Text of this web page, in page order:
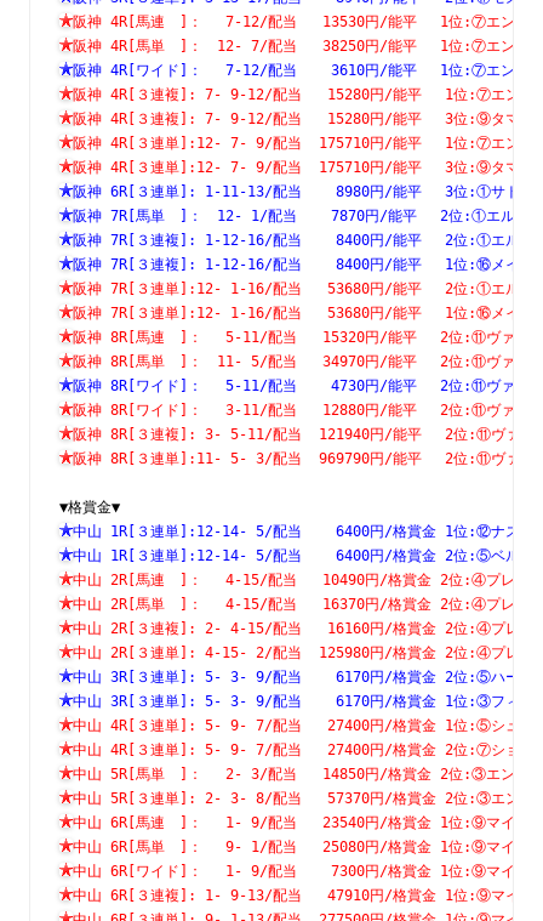
阪神 4R[馬連　]：　 7-12/配当   13530円/能平　 1
阪神 4R[馬単　]：　12- 7/配当   38250円/能平　 1
阪神 4R[ワイド]：　 7-12/配当    3610円/能平　 1
阪神 4R[３連複]: 7- 9-12/配当   15280円/能平　
阪神 4R[３連複]: 7- 9-12/配当   15280円/能平　 3
阪神 4R[３連単]:12- 7- 9/配当  175710円/能平　
阪神 4R[３連単]:12- 7- 9/配当  175710円/能平　 3
阪神 6R[３連単]: 1-11-13/配当    8980円/能平　
阪神 7R[馬単　]：　12- 1/配当    7870円/能平　
阪神 7R[３連複]: 1-12-16/配当    8400円/能平　
阪神 7R[３連複]: 1-12-16/配当    8400円/能平　 1位
阪神 7R[３連単]:12- 1-16/配当   53680円/能平　
阪神 7R[３連単]:12- 1-16/配当   53680円/能平　 1位
阪神 8R[馬連　]：　 5-11/配当   15320円/能平
阪神 8R[馬単　]：　11- 5/配当   34970円/能平
阪神 8R[ワイド]：　 5-11/配当    4730円/能平
阪神 8R[ワイド]：　 3-11/配当   12880円/能平
阪神 8R[３連複]: 3- 5-11/配当  121940円/能平
阪神 8R[３連単]:11- 5- 3/配当  969790円/能平
▼格賞金▼
中山 1R[３連単]:12-14- 5/配当    6400円/格賞
中山 1R[３連単]:12-14- 5/配当    6400円/格賞
中山 2R[馬連　]：　 4-15/配当   10490円/格賞金 2
中山 2R[馬単　]：　 4-15/配当   16370円/格賞金 2
中山 2R[３連複]: 2- 4-15/配当   16160円/格賞金
中山 2R[３連単]: 4-15- 2/配当  125980円/格賞金
中山 3R[３連単]: 5- 3- 9/配当    6170円/格賞金 2
中山 3R[３連単]: 5- 3- 9/配当    6170円/格賞金
中山 4R[３連単]: 5- 9- 7/配当   27400円/格賞金 1
中山 4R[３連単]: 5- 9- 7/配当   27400円/格賞金 2位
中山 5R[馬単　]：　 2- 3/配当   14850円/格賞金 2
中山 5R[３連単]: 2- 3- 8/配当   57370円/格賞金 2
中山 6R[馬連　]：　 1- 9/配当   23540円/格賞金
中山 6R[馬単　]：　 9- 1/配当   25080円/格賞金
中山 6R[ワイド]：　 1- 9/配当    7300円/格賞金
中山 6R[３連複]: 1- 9-13/配当   47910円/格賞金